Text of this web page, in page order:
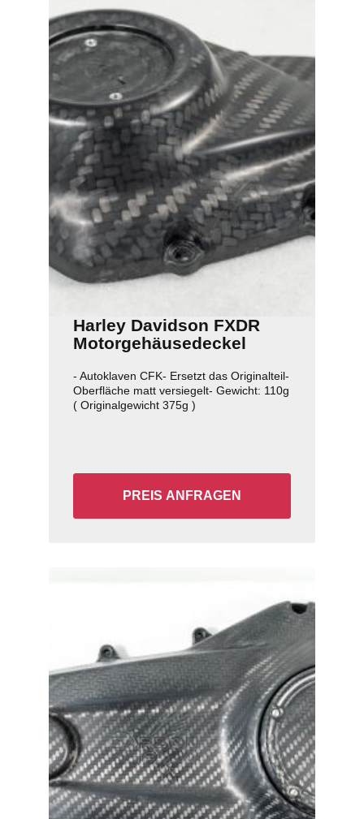
Harley Davidson FXDR
Motorgehäusedeckel
- Autoklaven CFK- Ersetzt das Originalteil-
Oberfläche matt versiegelt- Gewicht: 110g
( Originalgewicht 375g )
PREIS ANFRAGEN